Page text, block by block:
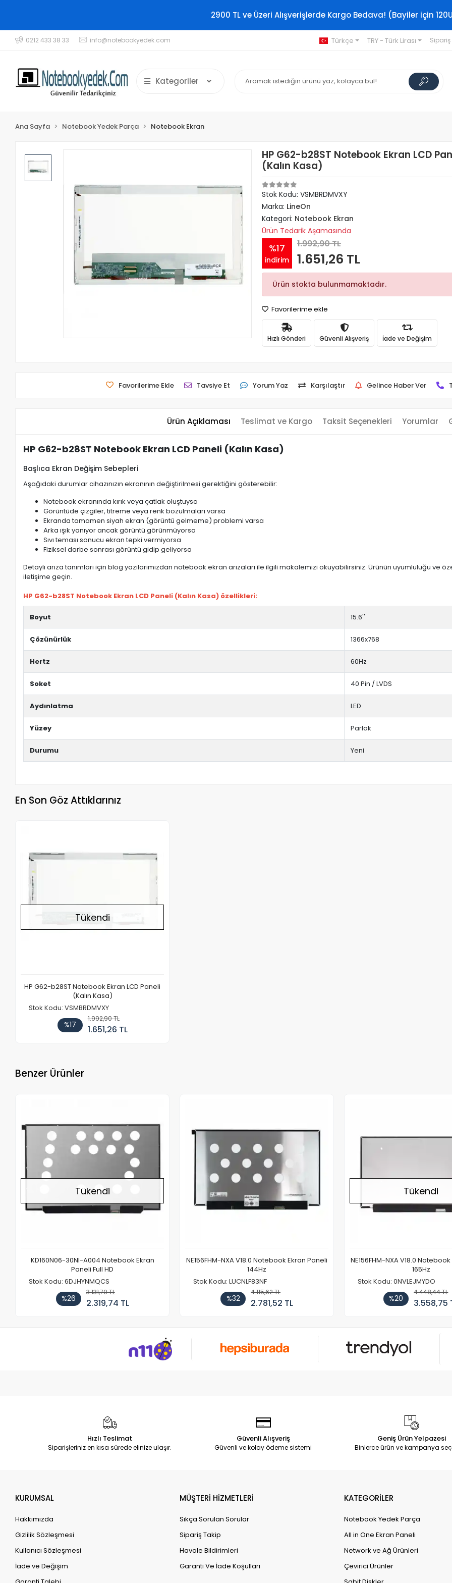
2900 TL ve Üzeri Alışverişlerde Kargo Bedava! (Bayiler için
0212 433 38 33 info@notebookyedek.com Türkçe TRY - Türk Lirası
Kategoriler
Ana Sayfa Notebook Yedek Parça Notebook Ekran
HP G62-b28ST Notebook Ekran LCD
(Kalın Kasa)
Stok Kodu: VSMBRDMVXY
Marka: LineOn
Kategori: Notebook Ekran
Ürün Tedarik Aşamasında
%17
indirim
1.992,90 TL
1.651,26 TL
Ürün stokta bulunmamaktadır.
Favorilerime ekle
Hızlı Gönderi Güvenli Alışveriş İade ve Değişim
Favorilerime Ekle Tavsiye Et Yorum Yaz Karşılaştır Gelince Haber Ver
Ürün Açıklaması Teslimat ve Kargo Taksit Seçenekleri Yorumlar
HP G62-b28ST Notebook Ekran LCD Paneli (Kalın Kasa)
Başlıca Ekran Değişim Sebepleri
Aşağıdaki durumlar cihazınızın ekranının değiştirilmesi gerektiğini gösterebilir:
Notebook ekranında kırık veya çatlak oluştuysa
Görüntüde çizgiler, titreme veya renk bozulmaları varsa
Ekranda tamamen siyah ekran (görüntü gelmeme) problemi varsa
Arka ışık yanıyor ancak görüntü görünmüyorsa
Sıvı teması sonucu ekran tepki vermiyorsa
Fiziksel darbe sonrası görüntü gidip geliyorsa
Detaylı arıza tanımları için blog yazılarımızdan notebook ekran arızaları ile ilgili makalemizi okuyabilirsiniz. Ürünün uyumluluğu
iletişime geçin.
HP G62-b28ST Notebook Ekran LCD Paneli (Kalın Kasa) özellikleri:
Boyut 15.6''
Çözünürlük 1366x768
Hertz 60Hz
Soket 40 Pin / LVDS
Aydınlatma LED
Yüzey Parlak
Durumu Yeni
En Son Göz Attıklarınız
Tükendi
HP G62-b28ST Notebook Ekran LCD Paneli
(Kalın Kasa)
Stok Kodu: VSMBRDMVXY
%17
1.992,90 TL
1.651,26 TL
Benzer Ürünler
Tükendi
KD160N06-30NI-A004 Notebook Ekran
Paneli Full HD
Stok Kodu: 6DJHYNMQCS
%26
3.131,70 TL
2.319,74 TL
NE156FHM-NXA V18.0 Notebook Ekran Paneli
144Hz
Stok Kodu: LUCNLF83NF
%32
4.115,62 TL
2.781,52 TL
Tükendi
NE156FHM-NXA V18.0
165Hz
Stok Kodu: 0NVLEJMYDO
%20
4.448,44 TL
3.558,75
Hızlı Teslimat
Siparişleriniz en kısa sürede elinize ulaşır.
Güvenli Alışveriş
Güvenli ve kolay ödeme sistemi
Geniş Ürün Yelpazesi
Binlerce ürün ve kampanya
KURUMSAL
Hakkımızda
Gizlilik Sözleşmesi
Kullanıcı Sözleşmesi
İade ve Değişim
MÜŞTERİ HİZMETLERİ
Sıkça Sorulan Sorular
Sipariş Takip
Havale Bildirimleri
Garanti Ve İade Koşulları
KATEGORİLER
Notebook Yedek Parça
All in One Ekran Paneli
Network ve Ağ Ürünleri
Çevirici Ürünler